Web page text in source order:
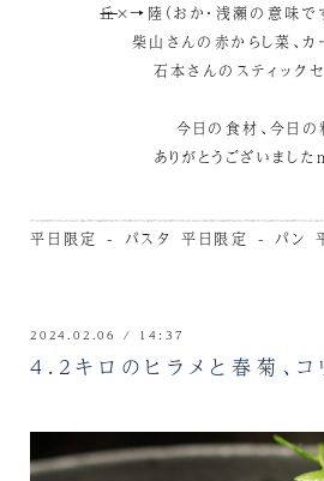
丘×→陸（おか・浅瀬の意味で
柴山さんの赤からし菜、カ
石本さんのスティック
今日の食材、今日の
ありがとうございまし
平日限定 - パスタ 平日限定 - パン
2024.02.06 / 14:37
4.2キロのヒラメと春菊、コ